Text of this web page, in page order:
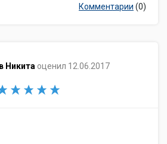
Комментарии (0)
Никита оценил 12.06.2017